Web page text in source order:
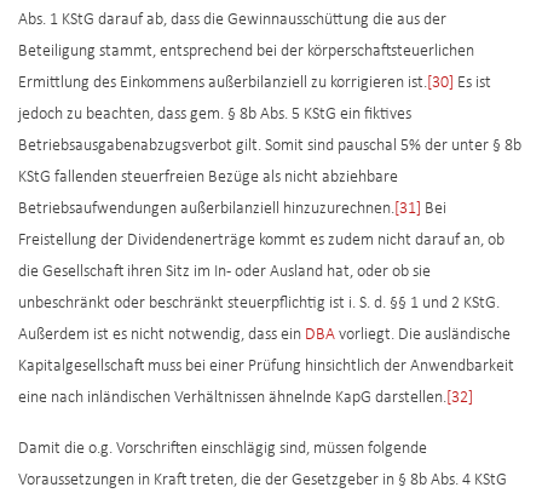
Abs. 1 KStG darauf ab, dass die Gewinnausschüttung die aus der
Beteiligung stammt, entsprechend bei der körperschaftsteuerlichen
Ermittlung des Einkommens außerbilanziell zu korrigieren ist. [30] Es ist
jedoch zu beachten, dass gem. § 8b Abs. 5 KStG ein fiktives
Betriebsausgabenabzugsverbot gilt. Somit sind pauschal 5% der unter § 8b
KStG fallenden steuerfreien Bezüge als nicht abziehbare
Betriebsaufwendungen außerbilanziell hinzuzurechnen. [31] Bei
Freistellung der Dividendenerträge kommt es zudem nicht darauf an, ob
die Gesellschaft ihren Sitz im In- oder Ausland hat, oder ob sie
unbeschränkt oder beschränkt steuerpflichtig ist i. S. d. §§ 1 und 2 KStG.
Außerdem ist es nicht notwendig, dass ein DBA vorliegt. Die ausländische
Kapitalgesellschaft muss bei einer Prüfung hinsichtlich der Anwendbarkeit
eine nach inländischen Verhältnissen ähnelnde KapG darstellen. [32]
Damit die o.g. Vorschriften einschlägig sind, müssen folgende
Voraussetzungen in Kraft treten, die der Gesetzgeber in § 8b Abs. 4 KStG